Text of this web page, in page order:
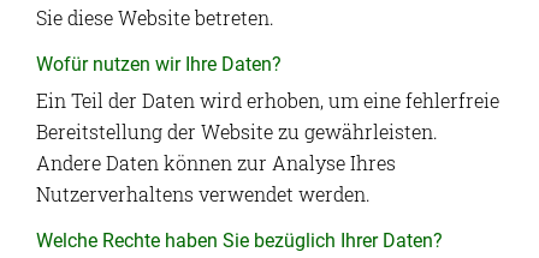
Sie diese Website betreten.
Wofür nutzen wir Ihre Daten?
Ein Teil der Daten wird erhoben, um eine fehlerfreie
Bereitstellung der Website zu gewährleisten.
Andere Daten können zur Analyse Ihres
Nutzerverhaltens verwendet werden.
Welche Rechte haben Sie bezüglich Ihrer Daten?